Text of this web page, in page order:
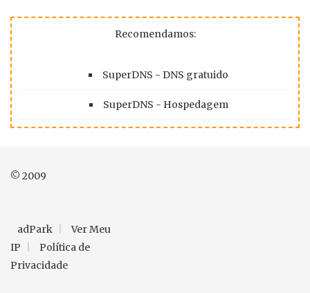
Recomendamos:
SuperDNS - DNS gratuido
SuperDNS - Hospedagem
© 2009
adPark
Ver Meu
IP
Política de
Privacidade